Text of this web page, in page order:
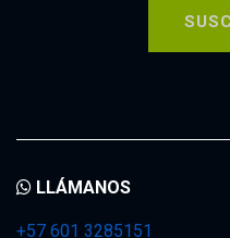
LLÁMANOS
+57 601 3285151